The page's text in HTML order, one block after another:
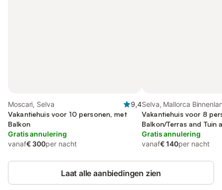
Moscari, Selva
9,4
Vakantiehuis voor 10 personen, met
Balkon
Gratis annulering
vanaf€ 300per nacht
Selva, Mallorca
Vakantiehuis voor 8
Balkon/Terras and Tuin
Zwembad
Gratis annulering
vanaf€ 140per nacht
Laat alle aanbiedingen zien